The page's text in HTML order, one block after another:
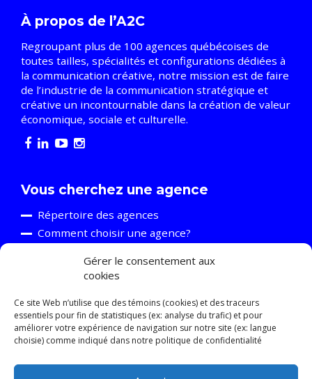
Gérer le consentement aux
cookies
Ce site Web n’utilise que des témoins (cookies) et des traceurs
essentiels pour fin de statistiques (ex: analyse du trafic) et pour
améliorer votre expérience de navigation sur notre site (ex: langue
choisie) comme indiqué dans notre politique de confidentialité
À propos de l’A2C
Regroupant plus de 100 agences québécoises de
toutes tailles, spécialités et configurations dédiées à
la communication créative, notre mission est de faire
de l’industrie de la communication stratégique et
créative un incontournable dans la création de valeur
économique, sociale et culturelle.
Vous cherchez une agence
Répertoire des agences
Comment choisir une agence?
Vous êtes une agence
Découvrir l’A2C
Événements et formations
Ressources